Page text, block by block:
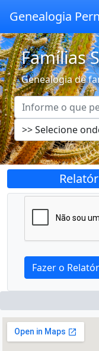
Genealogia
Famílias
Genealogia de